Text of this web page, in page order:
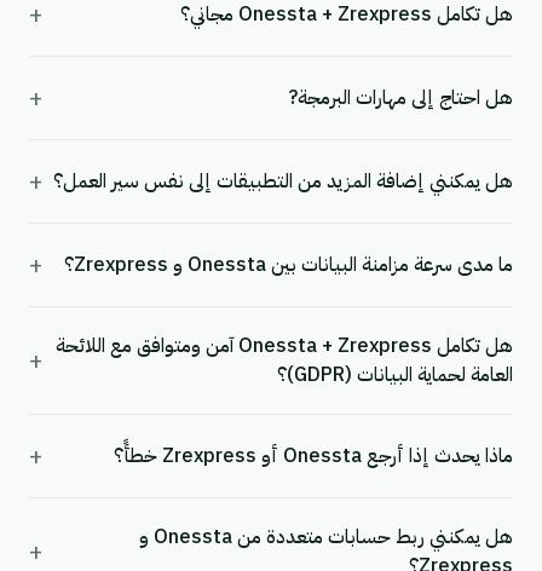
هل تكامل Onessta + Zrexpress مجاني؟ +
هل احتاج إلى مهارات البرمجة? +
هل يمكنني إضافة المزيد من التطبيقات إلى نفس سير العمل؟ +
ما مدى سرعة مزامنة البيانات بين Onessta و Zrexpress؟ +
هل تكامل Onessta + Zrexpress آمن ومتوافق مع اللائحة
العامة لحماية البيانات (GDPR)؟
+
ماذا يحدث إذا أرجع Onessta أو Zrexpress خطأً؟ +
هل يمكنني ربط حسابات متعددة من Onessta و
+